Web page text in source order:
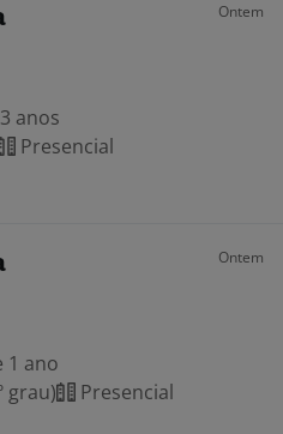
Ontem
anos
Presencial
Ontem
1 ano
grau)
Presencial